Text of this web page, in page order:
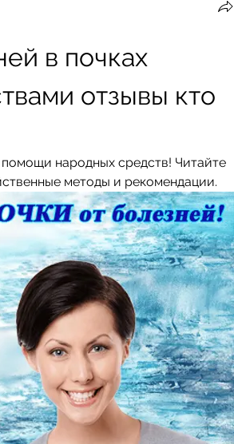
в почках
отзывы кто
народных средств! Читайте
методы и рекомендации.